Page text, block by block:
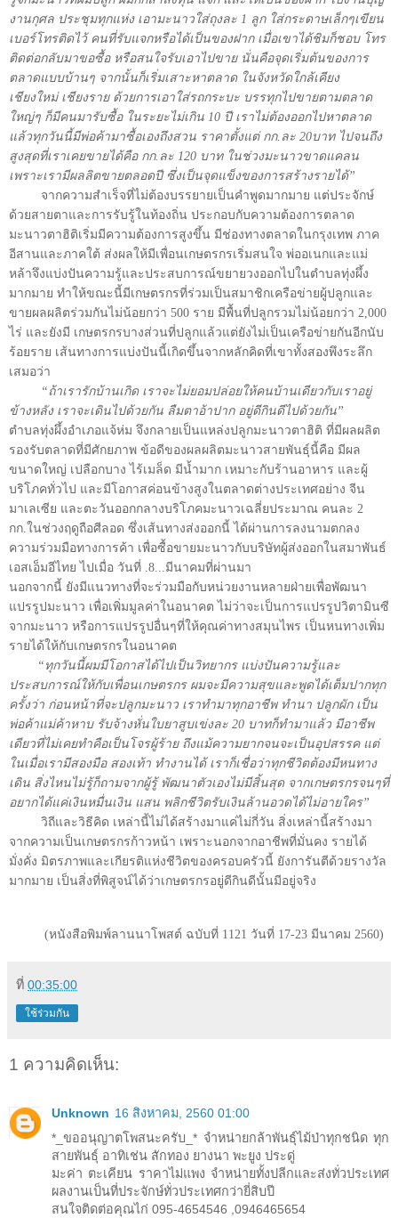
งานกุศล ประชุมทุกแห่ง เอามะนาวใส่ถุงละ 1 ลูก ใส่กระดาษเล็กๆเขียน
เบอร์โทรติดไว้ คนที่รับแจกหรือได้เป็นของฝาก เมื่อเขาได้ชิมก็ชอบ โทร
ติดต่อกลับมาขอซื้อ หรือสนใจรับเอาไปขาย นั่นคือจุดเริ่มต้นของการ
ตลาดแบบบ้านๆ จากนั้นก็เริ่มเสาะหาตลาด ในจังหวัดใกล้เคียง
เชียงใหม่ เชียงราย ด้วยการเอาใส่รถกระบะ บรรทุกไปขายตามตลาด
ใหญ่ๆ ก็มีคนมารับซื้อ ในระยะไม่เกิน 10 ปี เราไม่ต้องออกไปหาตลาด
แล้วทุกวันนี้มีพ่อค้ามาซื้อเองถึงสวน ราคาตั้งแต่ กก.ละ 20บาท ไปจนถึง
สูงสุดที่เราเคยขายได้คือ กก.ละ 120 บาท ในช่วงมะนาวขาดแคลน
เพราะเรามีผลลิตขายตลอดปี ซึ่งเป็นจุดแข็งของการสร้างรายได้”
จากความสำเร็จที่ไม่ต้องบรรยายเป็นคำพูดมากมาย แต่ประจักษ์
ด้วยสายตาและการรับรู้ในท้องถิ่น ประกอบกับความต้องการตลาด
มะนาวตาฮิติเริ่มมีความต้องการสูงขึ้น มีช่องทางตลาดในกรุงเทพ ภาค
อีสานและภาคใต้ ส่งผลให้มีเพื่อนเกษตรกรเริ่มสนใจ พ่ออเนกและแม่
หล้าจึงแบ่งปันความรู้และประสบการณ์ขยายวงออกไปในตำบลทุ่งผึ้ง
มากมาย ทำให้ขณะนี้มีเกษตรกรที่ร่วมเป็นสมาชิกเครือข่ายผู้ปลูกและ
ขายผลผลิตร่วมกันไม่น้อยกว่า 500 ราย มีพื้นที่ปลูกรวมไม่น้อยกว่า 2,000
ไร่ และยังมี เกษตรกรบางส่วนที่ปลูกแล้วแต่ยังไม่เป็นเครือข่ายกันอีกนับ
ร้อยราย เส้นทางการแบ่งปันนี้เกิดขึ้นจากหลักคิดที่เขาทั้งสองพึงระลึก
เสมอว่า
“ถ้าเรารักบ้านเกิด เราจะไม่ยอมปล่อยให้คนบ้านเดียวกับเราอยู่
ข้างหลัง เราจะเดินไปด้วยกัน ลืมตาอ้าปาก อยู่ดีกินดีไปด้วยกัน”
ตำบลทุ่งผึ้งอำเภอแจ้ห่ม จึงกลายเป็นแหล่งปลูกมะนาวตาฮิติ ที่มีผลผลิต
รองรับตลาดที่มีศักยภาพ ข้อดีของผลผลิตมะนาวสายพันธุ์นี้คือ มีผล
ขนาดใหญ่ เปลือกบาง ไร้เมล็ด มีน้ำมาก เหมาะกับร้านอาหาร และผู้
บริโภคทั่วไป และมีโอกาสค่อนข้างสูงในตลาดต่างประเทศอย่าง จีน
มาเลเซีย และตะวันออกกลางบริโภคมะนาวเฉลี่ยประมาณ คนละ 2
กก.ในช่วงฤดูถือศีลอด ซึ่งเส้นทางส่งออกนี้ ได้ผ่านการลงนามตกลง
ความร่วมมือทางการค้า เพื่อซื้อขายมะนาวกับบริษัทผู้ส่งออกในสมาพันธ์
เอสเอ็มอีไทย ไปเมื่อ วันที่ .8...มีนาคมที่ผ่านมา
นอกจากนี้ ยังมีแนวทางที่จะร่วมมือกับหน่วยงานหลายฝ่ายเพื่อพัฒนา
แปรรูปมะนาว เพื่อเพิ่มมูลค่าในอนาคต ไม่ว่าจะเป็นการแปรรูปวิตามินซี
จากมะนาว หรือการแปรรูปอื่นๆที่ให้คุณค่าทางสมุนไพร เป็นหนทางเพิ่ม
รายได้ให้กับเกษตรกรในอนาคต
“ทุกวันนี้ผมมีโอกาสได้ไปเป็นวิทยากร แบ่งปันความรู้และ
ประสบการณ์ให้กับเพื่อนเกษตรกร ผมจะมีความสุขและพูดได้เต็มปากทุก
ครั้งว่า ก่อนหน้าที่จะปลูกมะนาว เราทำมาทุกอาชีพ ทำนา ปลูกผัก เป็น
พ่อค้าแม่ค้าหาบ รับจ้างหั่นใบยาสูบเข่งละ 20 บาทก็ทำมาแล้ว มีอาชีพ
เดียวที่ไม่เคยทำคือเป็นโจรผู้ร้าย ถึงแม้ความยากจนจะเป็นอุปสรรค แต่
ในเมื่อเรามีสองมือ สองเท้า ทำงานได้ เราก็เชื่อว่าทุกชีวิตต้องมีหนทาง
เดิน สิ่งไหนไม่รู้ก็ถามจากผู้รู้ พัฒนาตัวเองไม่มีสิ้นสุด จากเกษตรกรจนๆที่
อยากได้แค่เงินหมื่นเงิน แสน พลิกชีวิตรับเงินล้านอวดได้ไม่อายใคร”
วิถีและวิธีคิด เหล่านี้ไม่ได้สร้างมาแค่ไม่กี่วัน สิ่งเหล่านี้สร้างมา
จากความเป็นเกษตรกรก้าวหน้า เพราะนอกจากอาชีพที่มั่นคง รายได้
มั่งคั่ง มิตรภาพและเกียรติแห่งชีวิตของครอบครัวนี้ ยังการันตีด้วยรางวัล
มากมาย เป็นสิ่งที่พิสูจน์ได้ว่าเกษตรกรอยู่ดีกินดีนั้นมีอยู่จริง
(หนังสือพิมพ์ลานนาโพสต์ ฉบับที่ 1121 วันที่ 17-23 มีนาคม 2560)
ที่ 00:35:00
ใช้ร่วมกัน
1 ความคิดเห็น:
Unknown 16 สิงหาคม, 2560 01:00
*_ขออนุญาตโพสนะครับ_* จำหน่ายกล้าพันธุ์ไม้ป่าทุกชนิด ทุก
สายพันธุ์ อาทิเช่น สักทอง ยางนา พะยูง ประดู่
มะค่า ตะเคียน ราคาไม่แพง จำหน่ายทั้งปลีกและส่งทั่วประเทศ
ผลงานเป็นที่ประจักษ์ทั่วประเทศกว่ายี่สิบปี
สนใจติดต่อคุณไก่ 095-4654546 ,0946465654